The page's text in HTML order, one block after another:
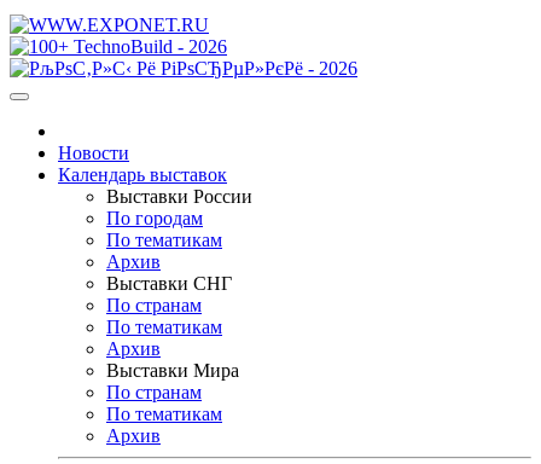
Новости
Календарь выставок
Выставки России
По городам
По тематикам
Архив
Выставки СНГ
По странам
По тематикам
Архив
Выставки Мира
По странам
По тематикам
Архив